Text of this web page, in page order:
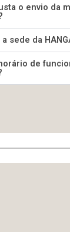
o envio da
sede da
de